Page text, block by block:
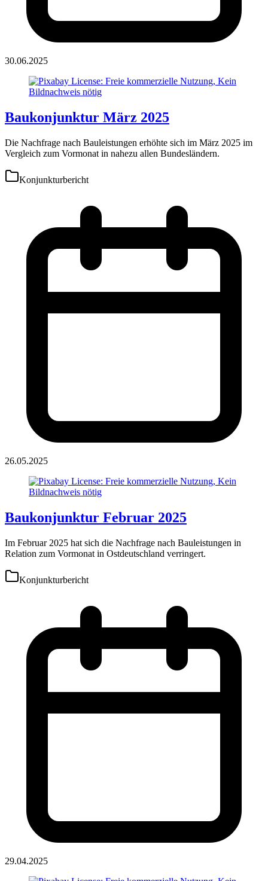
30.06.2025
Baukonjunktur März 2025
Die Nachfrage nach Bauleistungen erhöhte sich im März 2025 im
Vergleich zum Vormonat in nahezu allen Bundesländern.
Konjunkturbericht
26.05.2025
Baukonjunktur Februar 2025
Im Februar 2025 hat sich die Nachfrage nach Bauleistungen in
Relation zum Vormonat in Ostdeutschland verringert.
Konjunkturbericht
29.04.2025